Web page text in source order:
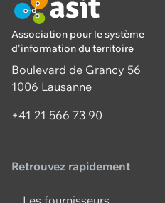
Association pour le système
d'information du territoire
Boulevard de Grancy 56
1006 Lausanne
+41 21 566 73 90
Retrouvez rapidement